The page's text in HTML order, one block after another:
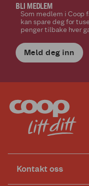
BLI MEDLEM
Som medlem i Coop
kan spare deg for
penger tilbake hver
Meld deg inn
Kontakt oss